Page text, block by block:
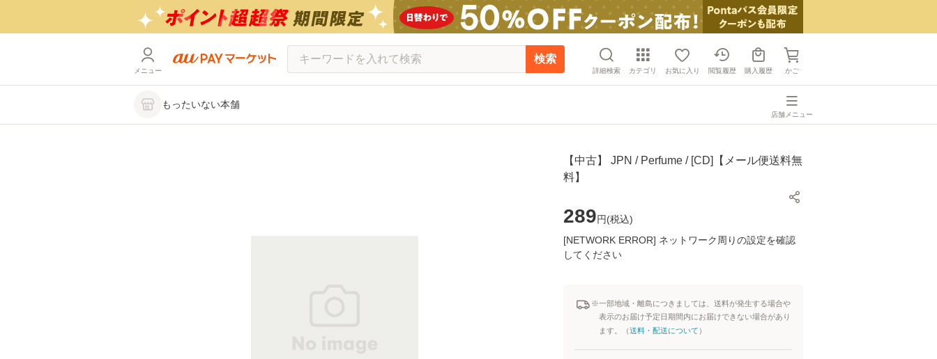
メニュー
検索
詳細検索 カテゴリ お気に入り 閲覧履歴 購入履歴 かご
もったいない本舗
店舗メニュー
【中古】 JPN / Perfume / [CD]【メール便送料無
料】
289円(税込)
[NETWORK ERROR] ネットワーク周りの設定を確認
してください
※一部地域・離島につきましては、送料が発生する場合や
表示のお届け予定日期間内にお届けできない場合があり
ます。（送料・配送について ）